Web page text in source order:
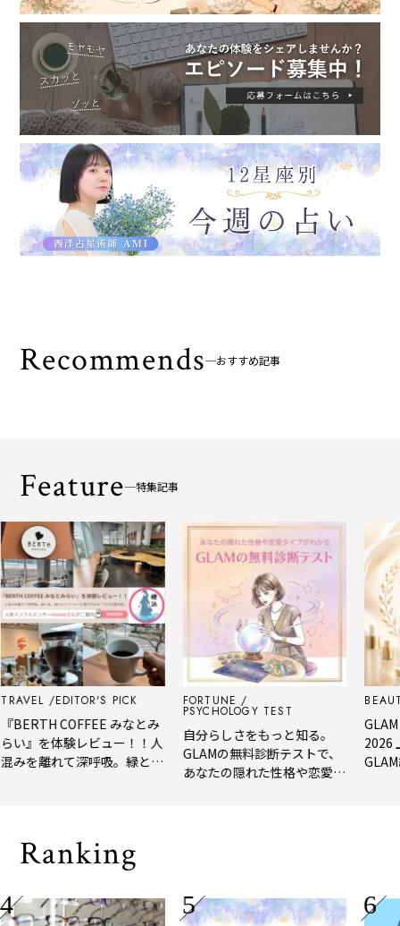
Recommends おすすめ記事
Feature 特集記事
EDITOR'S PICK
COFFEE みなとみ
を体験レビュー！！人
離れて深呼吸。緑と
FORTUNE
PSYCHOLOGY TEST
自分らしさをもっと知る。
GLAMの無料診断テストで、
あなたの隠れた性格や恋愛タ
BEAUTY
GLAM
2026 上
GLAM編
Ranking